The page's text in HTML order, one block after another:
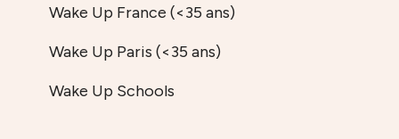
Wake Up France (<35 ans)
Wake Up Paris (<35 ans)
Wake Up Schools